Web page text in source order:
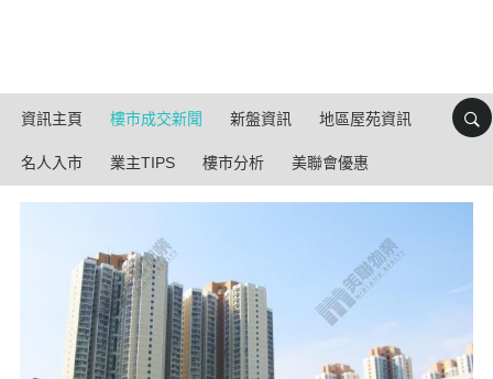
資訊主頁 樓市成交新聞 新盤資訊 地區屋苑資訊
名人入市 業主TIPS 樓市分析 美聯會優惠